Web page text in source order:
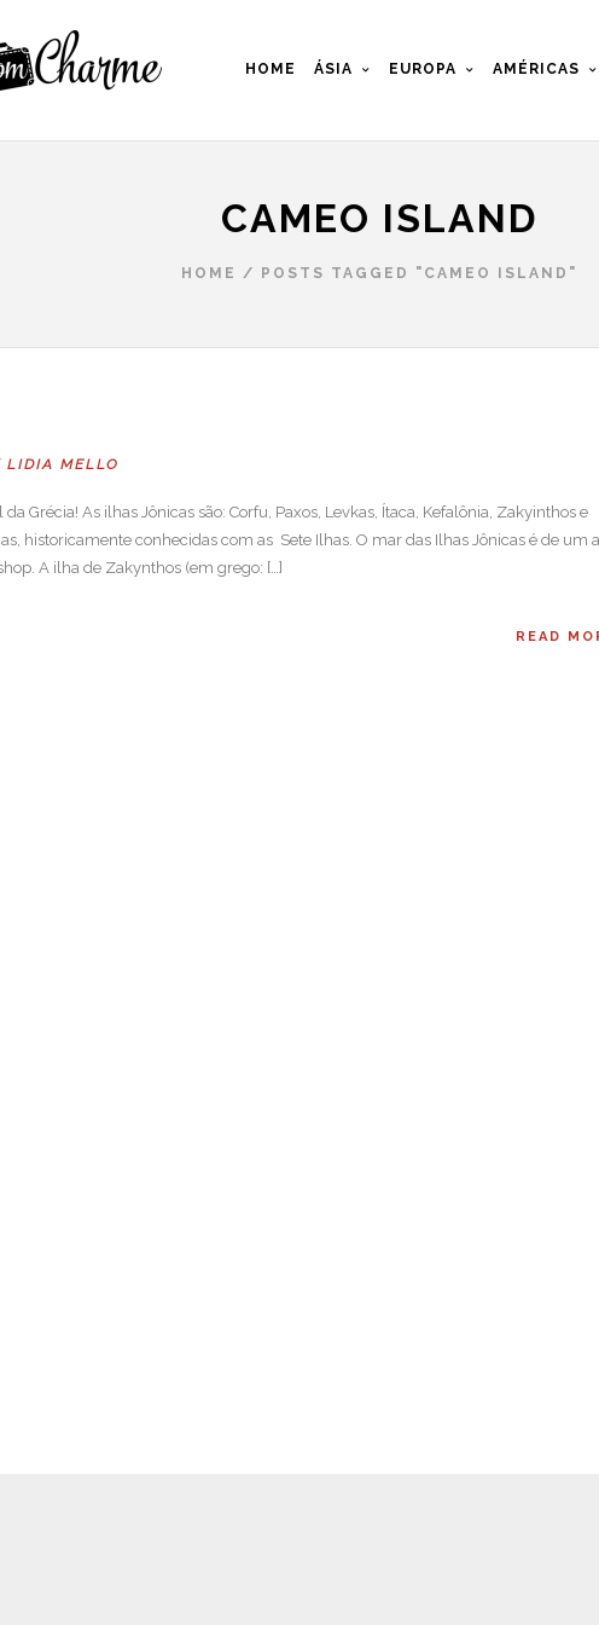
HOME ÁSIA EUROPA AMÉRICAS
CAMEO ISLAND
HOME / POSTS TAGGED "CAMEO ISLAND"
LIDIA MELLO
Grécia! As ilhas Jônicas são: Corfu, Paxos, Levkas, Ítaca, Kefalônia, Zakyinthos e
historicamente conhecidas com as Sete Ilhas. O mar das Ilhas Jônicas é de um
A ilha de Zakynthos (em grego: […]
READ